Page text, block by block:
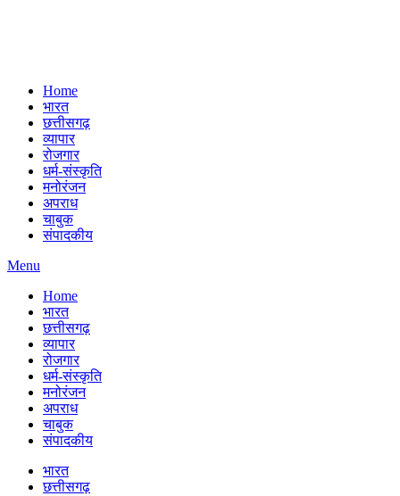
Home
भारत
छत्तीसगढ़
व्यापार
रोजगार
धर्म-संस्कृति
मनोरंजन
अपराध
चाबुक
संपादकीय
Menu
Home
भारत
छत्तीसगढ़
व्यापार
रोजगार
धर्म-संस्कृति
मनोरंजन
अपराध
चाबुक
संपादकीय
भारत
छत्तीसगढ़